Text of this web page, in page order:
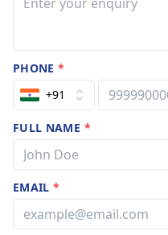
PHONE*
+91
FULL NAME *
EMAIL*